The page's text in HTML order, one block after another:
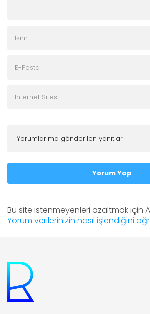
Yorum Yap
Bu site istenmeyenleri azaltmak için
Yorum verilerinizin nasıl işlendiğini